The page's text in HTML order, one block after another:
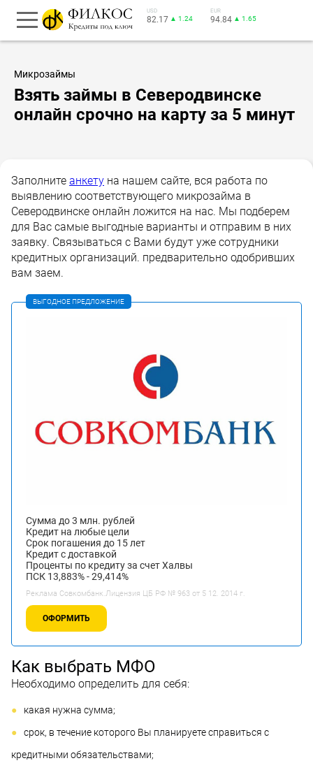
USD
82.17 ▲ 1.24
EUR
94.84 ▲ 1.65
Микрозаймы
Взять займы в Северодвинске
онлайн срочно на карту за 5 минут
Заполните анкету на нашем сайте, вся работа по
выявлению соответствующего микрозайма в
Северодвинске онлайн ложится на нас. Мы подберем
для Вас самые выгодные варианты и отправим в них
заявку. Связываться с Вами будут уже сотрудники
кредитных организаций. предварительно одобривших
вам заем.
ВЫГОДНОЕ ПРЕДЛОЖЕНИЕ
Сумма до 3 млн. рублей
Кредит на любые цели
Срок погашения до 15 лет
Кредит с доставкой
Проценты по кредиту за счет Халвы
ПСК 13,883% - 29,414%
Реклама Совкомбанк.Лицензия ЦБ РФ № 963 от 5 12. 2014 г.
ОФОРМИТЬ
Как выбрать МФО
Необходимо определить для себя:
какая нужна сумма;
срок, в течение которого Вы планируете справиться с
кредитными обязательствами;